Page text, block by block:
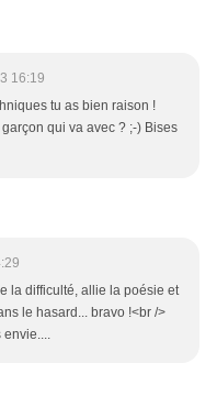
16:19
tu as bien raison !
qui va avec ? ;-) Bises
la difficulté, allie la poésie et
le hasard... bravo !<br />
envie....